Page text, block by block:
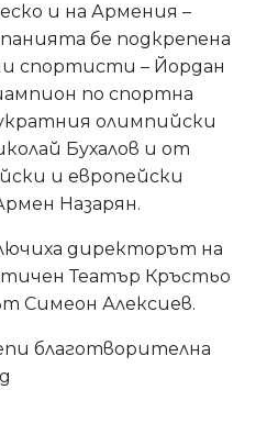
и на Армения –
бе подкрепена
спортисти – Йордан
по спортна
олимпийски
Бухалов и от
и европейски
Назарян.
директорът на
Театър Кръстьо
Симеон Алексиев.